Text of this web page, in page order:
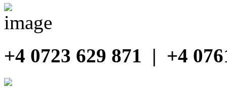
+4 0723 629 871 | +4